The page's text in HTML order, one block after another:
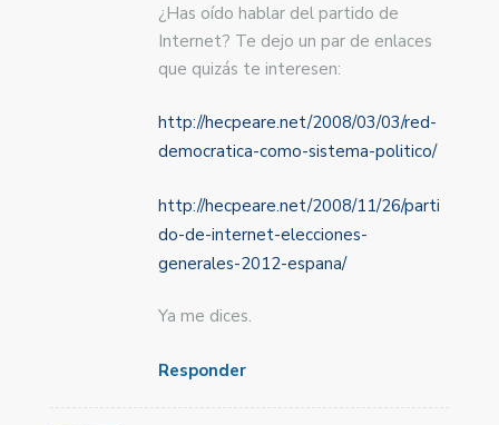
¿Has oído hablar del partido de
Internet? Te dejo un par de enlaces
que quizás te interesen:
http://hecpeare.net/2008/03/03/red-
democratica-como-sistema-politico/
http://hecpeare.net/2008/11/26/parti
do-de-internet-elecciones-
generales-2012-espana/
Ya me dices.
Responder